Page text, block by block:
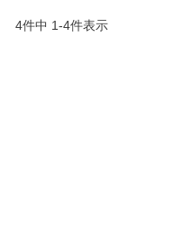
4件中 1-4件表示